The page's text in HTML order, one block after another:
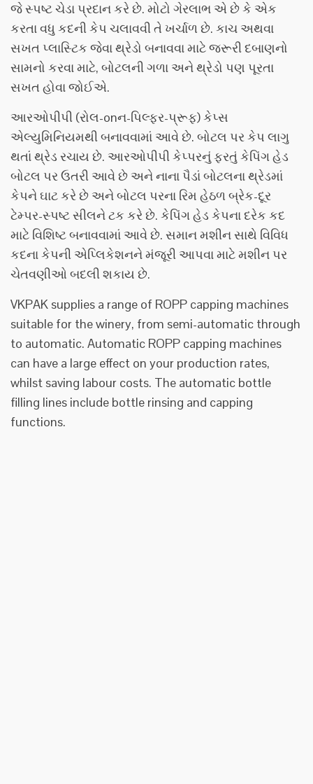
જે સ્પષ્ટ ચેડા પ્રદાન કરે છે. મોટો ગેરલાભ એ છે કે એક
કરતા વધુ કદની કેપ ચલાવવી તે ખર્ચાળ છે. કાચ અથવા
સખત પ્લાસ્ટિક જેવા થ્રેડો બનાવવા માટે જરૂરી દબાણનો
સામનો કરવા માટે, બોટલની ગળા અને થ્રેડો પણ પૂરતા
સખત હોવા જોઈએ.
આરઓપીપી (રોલ-onન-પિલ્ફર-પ્રૂફ) કેપ્સ
એલ્યુમિનિયમથી બનાવવામાં આવે છે. બોટલ પર કેપ લાગુ
થતાં થ્રેડ રચાય છે. આરઓપીપી કેપ્પરનું ફરતું કેપિંગ હેડ
બોટલ પર ઉતરી આવે છે અને નાના પૈડાં બોટલના થ્રેડમાં
કેપને ઘાટ કરે છે અને બોટલ પરના રિમ હેઠળ બ્રેક-દૂર
ટેમ્પર-સ્પષ્ટ સીલને ટક કરે છે. કેપિંગ હેડ કેપના દરેક કદ
માટે વિશિષ્ટ બનાવવામાં આવે છે. સમાન મશીન સાથે વિવિધ
કદના કેપની એપ્લિકેશનને મંજૂરી આપવા માટે મશીન પર
ચેતવણીઓ બદલી શકાય છે.
VKPAK supplies a range of ROPP capping machines
suitable for the winery, from semi-automatic through
to automatic. Automatic ROPP capping machines
can have a large effect on your production rates,
whilst saving labour costs. The automatic bottle
filling lines include bottle rinsing and capping
functions.